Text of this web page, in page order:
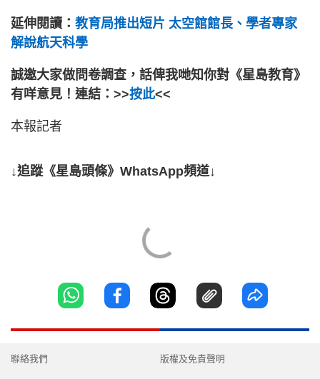
延伸閱讀： 教育局推出短片 太空館館長、學者專家
解說航天科學
誠邀大家做問卷調查，話俾我哋知你對《星島教育》
有咩意見！連結：>>按此<<
本報記者
↓追蹤《星島頭條》WhatsApp頻道↓
聯絡我們 版權及免責聲明